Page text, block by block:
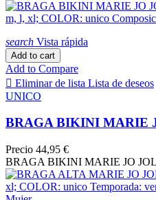
search Vista rápida
Add to cart
Add to Compare
 Eliminar de lista Lista de deseos
UNICO
BRAGA BIKINI MARIE
Precio 44,95 €
BRAGA BIKINI MARIE JO